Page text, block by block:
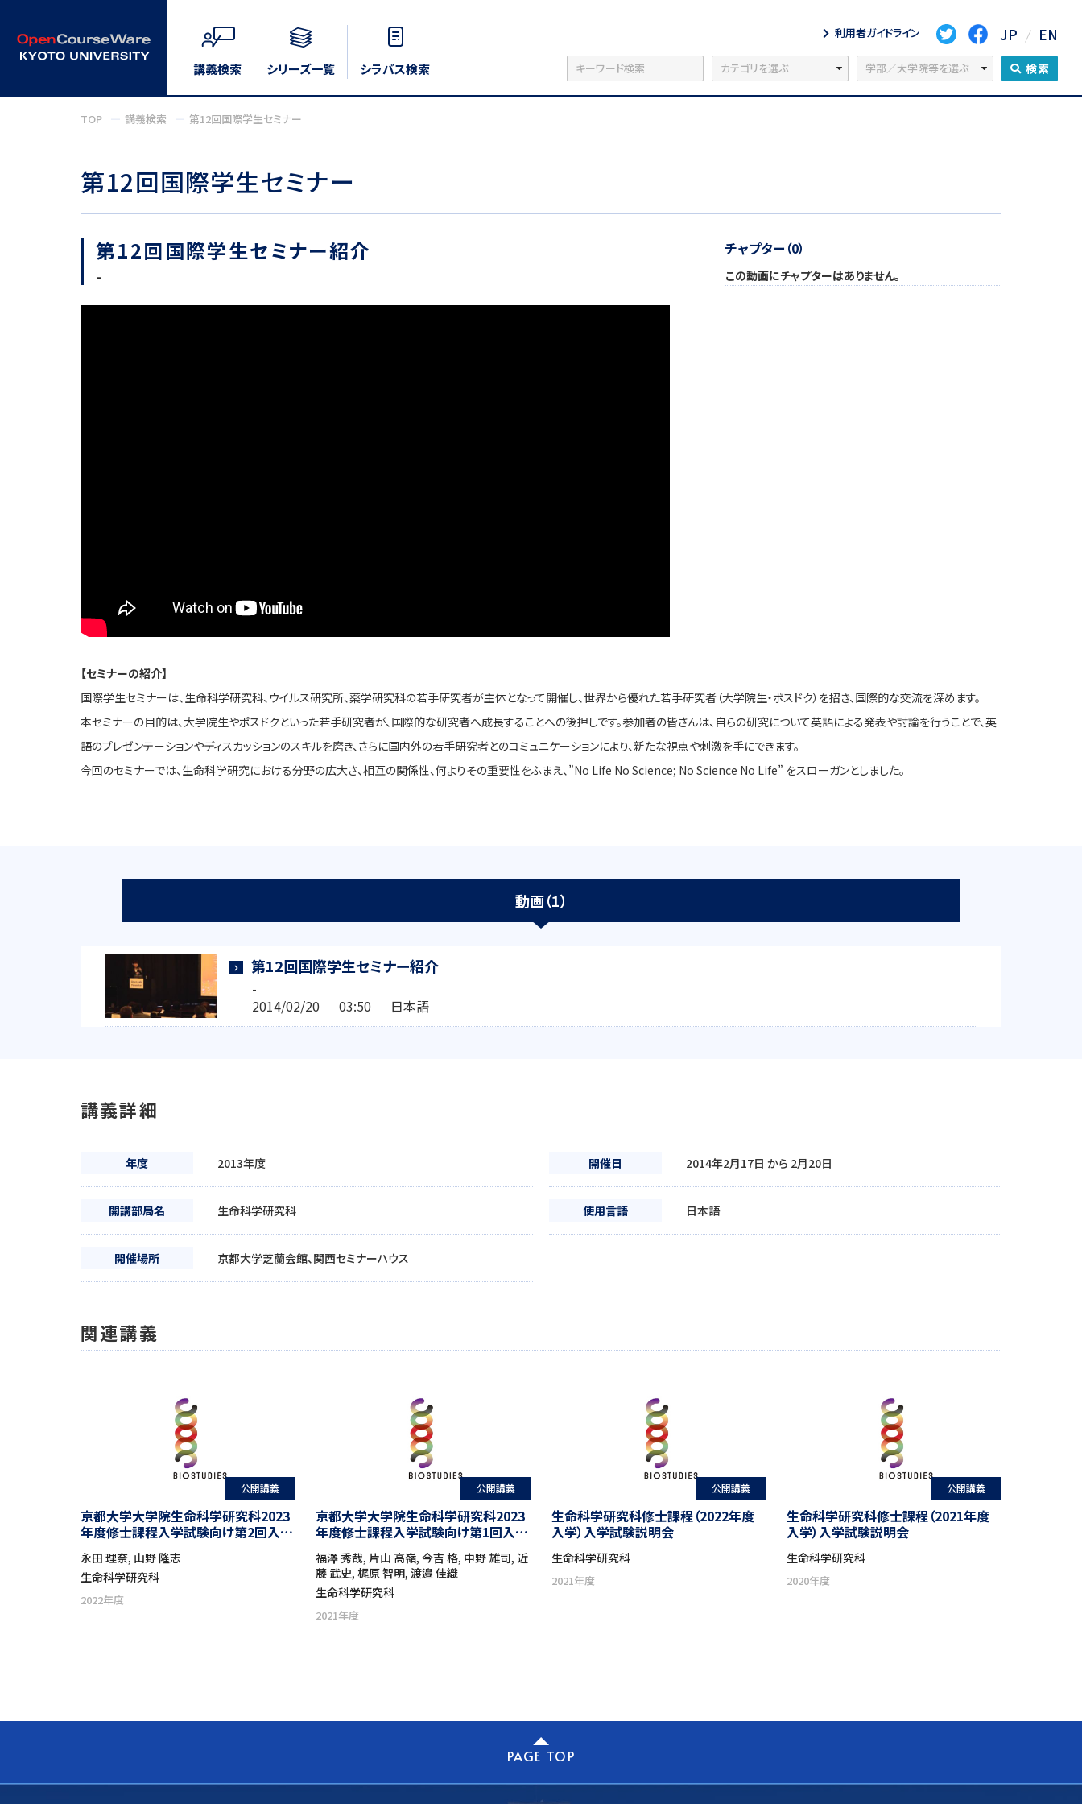
講義検索 シリーズ一覧 シラバス検索
利用者ガイドライン JP EN
検索
TOP 講義検索 第12回国際学生セミナー
第12回国際学生セミナー
第12回国際学生セミナー紹介
-
チャプター（0）
この動画にチャプターはありません。
【セミナーの紹介】
国際学生セミナーは、生命科学研究科、ウイルス研究所、薬学研究科の若手研究者が主体となって開催し、世界から優れた若手研究者（大学院生・ポスドク）を招き、国際的な交流を深めます。
本セミナーの目的は、大学院生やポスドクといった若手研究者が、国際的な研究者へ成長することへの後押しです。参加者の皆さんは、自らの研究について英語による発表や討論を行うことで、英
語のプレゼンテーションやディスカッションのスキルを磨き、さらに国内外の若手研究者とのコミュニケーションにより、新たな視点や刺激を手にできます。
今回のセミナーでは、生命科学研究における分野の広大さ、相互の関係性、何よりその重要性をふまえ、”No Life No Science; No Science No Life” をスローガンとしました。
動画（1）
第12回国際学生セミナー紹介
-
2014/02/20 03:50 日本語
講義詳細
年度 2013年度 開催日 2014年2月17日 から 2月20日
開講部局名 生命科学研究科 使用言語 日本語
開催場所 京都大学芝蘭会館、関西セミナーハウス
関連講義
公開講義
京都大学大学院生命科学研究科2023
年度修士課程入学試験向け第2回入試
説明会
永田 理奈, 山野 隆志
生命科学研究科
2022年度
公開講義
京都大学大学院生命科学研究科2023
年度修士課程入学試験向け第1回入試
説明会(オンライン開催)
福澤 秀哉, 片山 高嶺, 今吉 格, 中野 雄司, 近
藤 武史, 梶原 智明, 渡邉 佳織
生命科学研究科
2021年度
公開講義
生命科学研究科修士課程（2022年度
入学）入学試験説明会
生命科学研究科
2021年度
公開講義
生命科学研究科修士課程（2021年度
入学）入学試験説明会
生命科学研究科
2020年度
PAGE TOP